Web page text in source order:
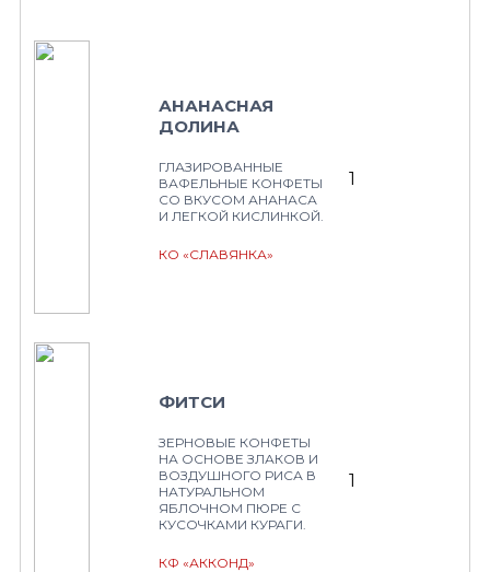
АНАНАСНАЯ
ДОЛИНА
ГЛАЗИРОВАННЫЕ
ВАФЕЛЬНЫЕ КОНФЕТЫ
СО ВКУСОМ АНАНАСА
И ЛЕГКОЙ КИСЛИНКОЙ.
КО «СЛАВЯНКА»
1
ФИТСИ
ЗЕРНОВЫЕ КОНФЕТЫ
НА ОСНОВЕ ЗЛАКОВ И
ВОЗДУШНОГО РИСА В
НАТУРАЛЬНОМ
ЯБЛОЧНОМ ПЮРЕ С
КУСОЧКАМИ КУРАГИ.
КФ «АККОНД»
1